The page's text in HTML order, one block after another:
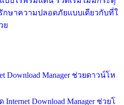
ษาความปลอดภัยแบบเดียวกับที่ใ
ย
Download Manager ช่วยดาวน์โห
Download Manager ช่วยโ